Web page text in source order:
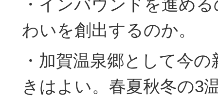
・インバウンドを進め
わいを創出するのか。
・加賀温泉郷として今
きはよい。春夏秋冬の3